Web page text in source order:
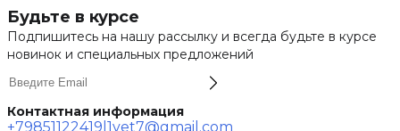
Будьте в курсе
Подпишитесь на нашу рассылку и всегда будьте в курсе
новинок и специальных предложений
Контактная информация
+79851122419 l1vet7@gmail.com